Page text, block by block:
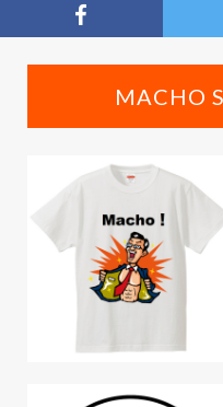
MACHO